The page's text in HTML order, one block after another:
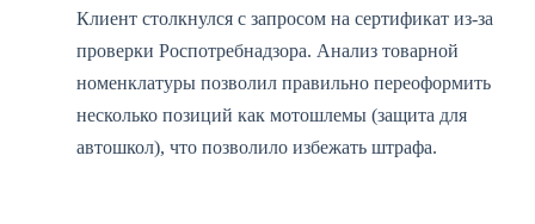
Клиент столкнулся с запросом на сертификат из-за
проверки Роспотребнадзора. Анализ товарной
номенклатуры позволил правильно переоформить
несколько позиций как мотошлемы (защита для
автошкол), что позволило избежать штрафа.